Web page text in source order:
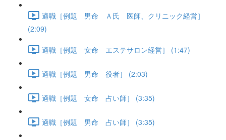
適職［例題 男命 Ａ氏 医師、クリニック経営］
(2:09)
適職［例題 女命 エステサロン経営］ (1:47)
適職［例題 男命 役者］ (2:03)
適職［例題 女命 占い師］ (3:35)
適職［例題 男命 占い師］ (3:35)